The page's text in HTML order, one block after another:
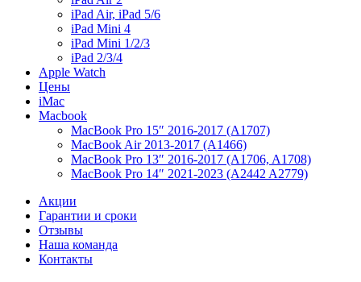
iPad Air, iPad 5/6
iPad Mini 4
iPad Mini 1/2/3
iPad 2/3/4
Apple Watch
Цены
iMac
Macbook
MacBook Pro 15″ 2016-2017 (A1707)
MacBook Air 2013-2017 (A1466)
MacBook Pro 13″ 2016-2017 (A1706, A1708)
MacBook Pro 14″ 2021-2023 (A2442 A2779)
Акции
Гарантии и сроки
Отзывы
Наша команда
Контакты